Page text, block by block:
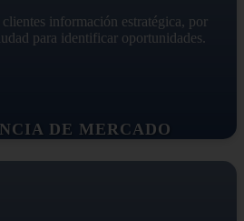
DE MERCADO
clientes información estratégica, por
para identificar oportunidades.